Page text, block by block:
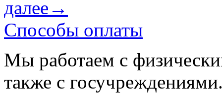
далее→
Способы оплаты
Мы работаем с
также с